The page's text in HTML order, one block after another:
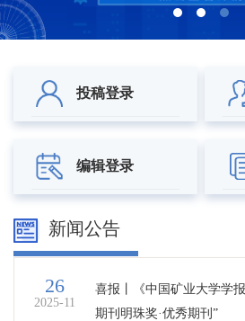
投稿登录
编辑登录
新闻公告
26
2025-11
喜报丨《中国矿业大学学
期刊明珠奖·优秀期刊”